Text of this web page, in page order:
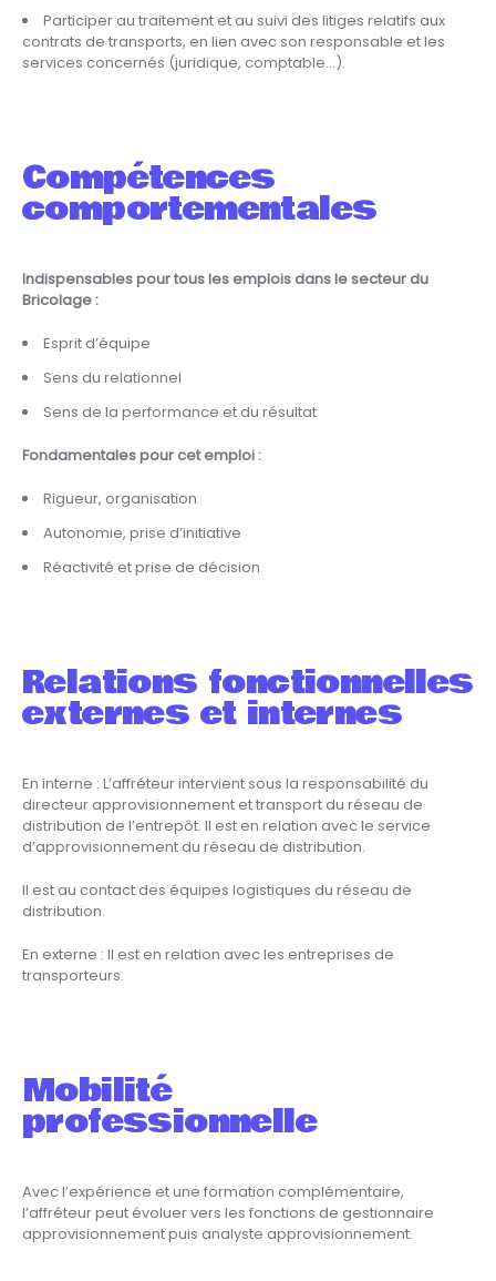
Participer au traitement et au suivi des litiges relatifs aux
contrats de transports, en lien avec son responsable et les
services concernés (juridique, comptable…).
Compétences
comportementales
Indispensables pour tous les emplois dans le secteur du
Bricolage :
Esprit d’équipe
Sens du relationnel
Sens de la performance et du résultat
Fondamentales pour cet emploi :
Rigueur, organisation
Autonomie, prise d’initiative
Réactivité et prise de décision
Relations fonctionnelles
externes et internes
En interne : L’affréteur intervient sous la responsabilité du
directeur approvisionnement et transport du réseau de
distribution de l’entrepôt. Il est en relation avec le service
d’approvisionnement du réseau de distribution.
Il est au contact des équipes logistiques du réseau de
distribution.
En externe : Il est en relation avec les entreprises de
transporteurs.
Mobilité
professionnelle
Avec l’expérience et une formation complémentaire,
l’affréteur peut évoluer vers les fonctions de gestionnaire
approvisionnement puis analyste approvisionnement.